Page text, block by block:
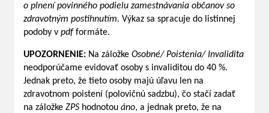
o plnení povinného podielu zamestnávania občanov so
zdravotným postihnutím. Výkaz sa spracuje do listinnej
podoby v pdf formáte.
UPOZORNENIE: Na záložke Osobné/ Poistenia/ Invalidita
neodporúčame evidovať osoby s invaliditou do 40 %.
Jednak preto, že tieto osoby majú úľavu len na
zdravotnom poistení (polovičnú sadzbu), čo stačí zadať
na záložke ZPS hodnotou áno, a jednak preto, že na